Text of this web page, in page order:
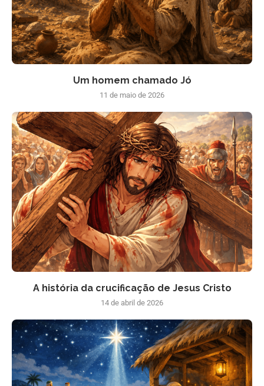
Um homem chamado Jó
11 de maio de 2026
A história da crucificação de Jesus Cristo
14 de abril de 2026